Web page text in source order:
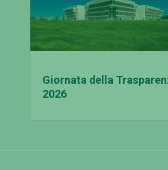
Giornata della
2026